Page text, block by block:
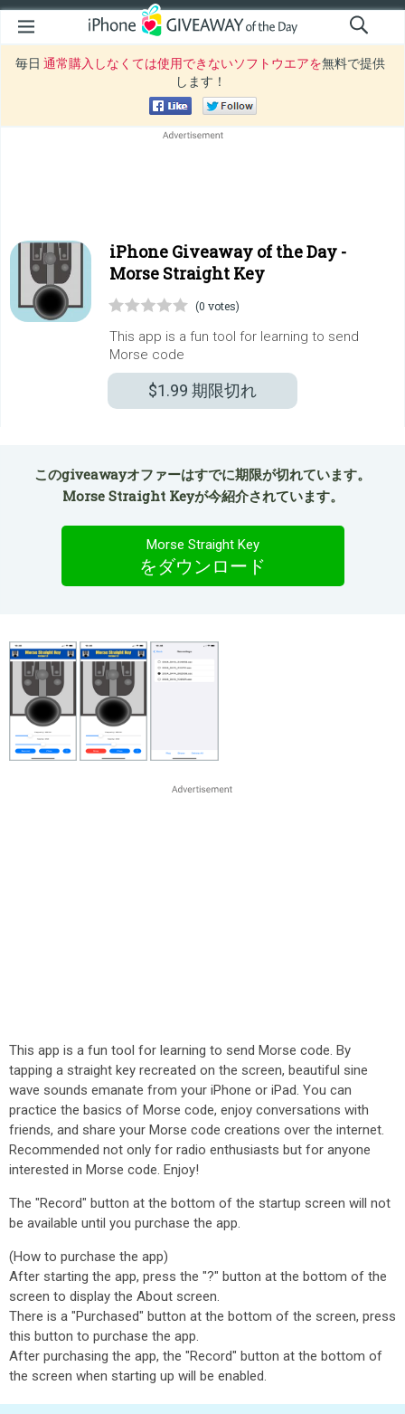
毎日 通常購入しなくては使用できないソフトウエアを無料で提供
します！
iPhone Giveaway of the Day -
Morse Straight Key
(0 votes)
This app is a fun tool for learning to send
Morse code
$1.99 期限切れ
このgiveawayオファーはすでに期限が切れています。
Morse Straight Keyが今紹介されています。
Morse Straight Key
をダウンロード
This app is a fun tool for learning to send Morse code. By
tapping a straight key recreated on the screen, beautiful sine
wave sounds emanate from your iPhone or iPad. You can
practice the basics of Morse code, enjoy conversations with
friends, and share your Morse code creations over the internet.
Recommended not only for radio enthusiasts but for anyone
interested in Morse code. Enjoy!
The "Record" button at the bottom of the startup screen will not
be available until you purchase the app.
(How to purchase the app)
After starting the app, press the "?" button at the bottom of the
screen to display the About screen.
There is a "Purchased" button at the bottom of the screen, press
this button to purchase the app.
After purchasing the app, the "Record" button at the bottom of
the screen when starting up will be enabled.